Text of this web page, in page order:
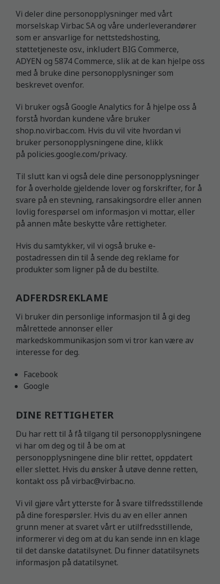
Vi deler dine personopplysninger med vårt
morselskap Virbac SA og våre underleverandører
som er ansvarlige for nettstedshosting,
støttetjeneste osv., inkludert BIG Commerce,
ADYEN og 5874 Commerce, slik at de kan hjelpe oss
med å bruke dine personopplysninger som
beskrevet ovenfor.
Vi bruker også Google Analytics for å hjelpe oss å
forstå hvordan kundene våre bruker
shop.no.virbac.com. Hvis du vil vite hvordan vi
bruker personopplysningene dine, klikk
på policies.google.com/privacy.
Til slutt kan vi også dele dine personopplysninger
for å overholde gjeldende lover og forskrifter, for å
svare på en stevning, ransakingsordre eller annen
lovlig forespørsel om informasjon vi mottar, eller
på annen måte beskytte våre rettigheter.
Hvis du samtykker, vil vi også bruke e-
postadressen din til å sende deg reklame for
produkter som ligner på de du bestilte.
ADFERDSREKLAME
Vi bruker din personlige informasjon til å gi deg
målrettede annonser eller
markedskommunikasjon som vi tror kan være av
interesse for deg.
Facebook
Google
DINE RETTIGHETER
Du har rett til å få tilgang til personopplysningene
vi har om deg og til å be om at
personopplysningene dine blir rettet, oppdatert
eller slettet. Hvis du ønsker å utøve denne retten,
kontakt oss på virbac@virbac.no.
Vi vil gjøre vårt ytterste for å svare tilfredsstillende
på dine forespørsler. Hvis du av en eller annen
grunn mener at svaret vårt er utilfredsstillende,
informerer vi deg om at du kan sende inn en klage
til det danske datatilsynet. Du finner datatilsynets
informasjon på datatilsynet.